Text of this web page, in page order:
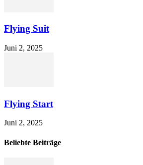
Flying Suit
Juni 2, 2025
Flying Start
Juni 2, 2025
Beliebte Beiträge